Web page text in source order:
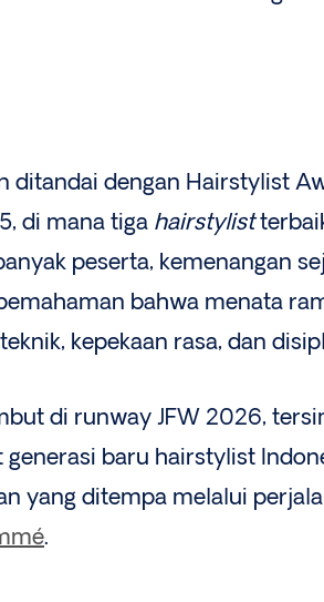
ditandai dengan Hairstylist
di mana tiga hairstylist
peserta, kemenangan
bahwa menata
kepekaan rasa, dan
di runway JFW 2026,
generasi baru hairstylist
yang ditempa melalui
.